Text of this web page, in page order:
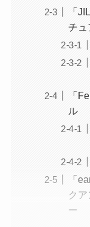
「
チュ
「
ル
「
ク
ー